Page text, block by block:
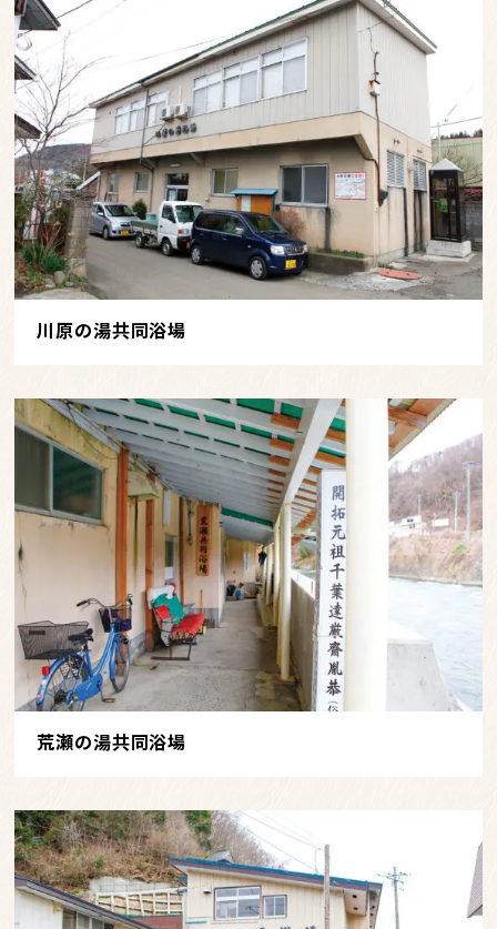
川原の湯共同浴場
荒瀬の湯共同浴場